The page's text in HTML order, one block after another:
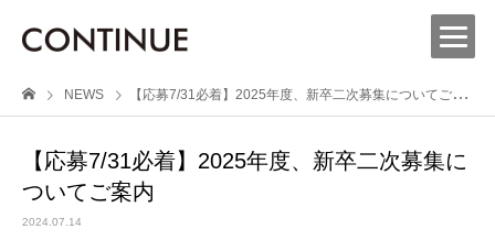
NEWS 【応募7/31必着】2025年度、新卒二次募集についてご案内
【応募7/31必着】2025年度、新卒二次募集に
ついてご案内
2024.07.14